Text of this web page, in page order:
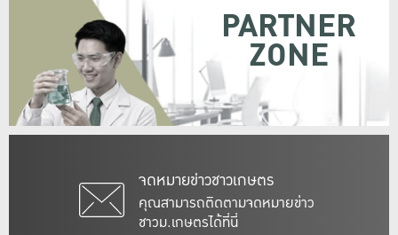
จดหมายข่าวชาวเกษตร
คุณสามารถติดตามจดหมายข่าว
ชาวม.เกษตรได้ที่นี่
PARTNER
ZONE